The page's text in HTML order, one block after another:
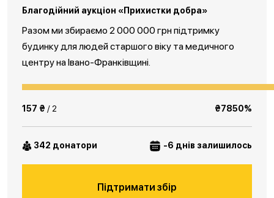
Благодійний аукціон «Прихистки добра»
Разом ми збираємо 2 000 000 грн підтримку
будинку для людей старшого віку та медичного
центру на Івано-Франківщині.
157 ₴ / 2 ₴7850%
342 донатори -6 днів залишилось
Підтримати збір